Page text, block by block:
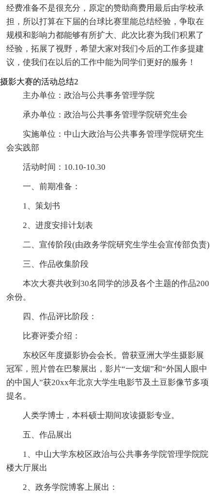
经费准备不是很充分，原定的赞助商费用最后由学校承
担，所以打算在下届的台球比赛里能总结经验，争取在
规模和影响力都能够有所扩大、此次比赛为我们积累了
经验，拓展了视野，希望大家对我们今后的工作多提建
议，使我们在以后的工作中能为同学们更好的服务！
摄影大赛的活动总结2
主办单位：政治与公共事务管理学院
承办单位：政治与公共事务管理学院研究生会
实施单位：中山大政治与公共事务管理学院研究生
会实践部
活动时间：10.10-10.30
一、前期准备：
1、策划书
2、进度安排计划表
二、宣传阶段(由政务学院研究生学生会宣传部负责)
三、作品收集阶段
本次大赛共收到30名同学的涉及各个主题的作品200
余份。
四、作品评比阶段：
比赛评委介绍：
东校区年度摄影协会会长。曾获亚洲大学生摄影展
冠军，照片曾在巴黎展出，影片“一支烟”和“外国人眼中
的中国人”获20xx年北京大学生电影节及土豆影像节多项
提名。
人类学博士，本科硕士期间攻读摄影专业。
五、作品展出
1、中山大学东校区政治与公共事务学院管理学院院
楼大厅展出
2、政务学院博客上展出：